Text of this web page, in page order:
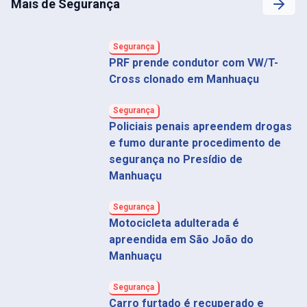
Mais de Segurança
Segurança
PRF prende condutor com VW/T-
Cross clonado em Manhuaçu
Segurança
Policiais penais apreendem drogas
e fumo durante procedimento de
segurança no Presídio de
Manhuaçu
Segurança
Motocicleta adulterada é
apreendida em São João do
Manhuaçu
Segurança
Carro furtado é recuperado e